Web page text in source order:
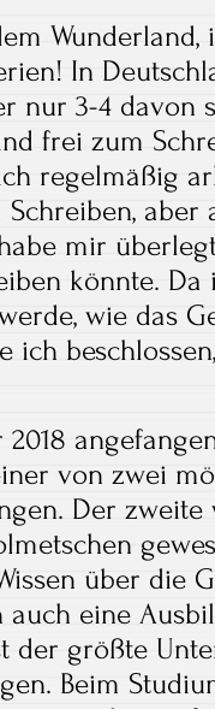
Wunderland,
In
nur 3-4 davon
frei zum
regelmäßig
aber
mir
könnte.
wie das
ich
von zwei
Der zweite
über die
auch eine
der größte
Beim